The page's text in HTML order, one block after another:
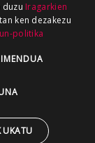
duzu Iragarkien
ken dezakezu
politika
UKATU